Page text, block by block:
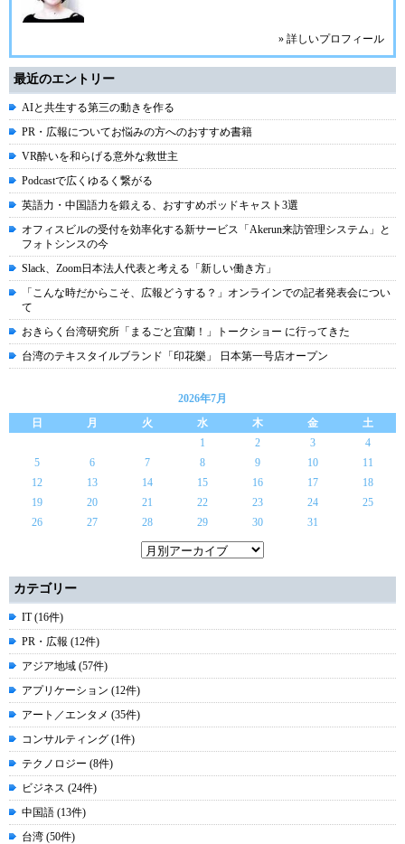
» 詳しいプロフィール
最近のエントリー
AIと共生する第三の動きを作る
PR・広報についてお悩みの方へのおすすめ書籍
VR酔いを和らげる意外な救世主
Podcastで広くゆるく繋がる
英語力・中国語力を鍛える、おすすめポッドキャスト3選
オフィスビルの受付を効率化する新サービス「Akerun来訪管理システム」と
フォトシンスの今
Slack、Zoom日本法人代表と考える「新しい働き方」
「こんな時だからこそ、広報どうする？」オンラインでの記者発表会につい
て
おきらく台湾研究所「まるごと宜蘭！」トークショー に行ってきた
台湾のテキスタイルブランド「印花樂」 日本第一号店オープン
2026年7月
日
月 火 水 木 金
土
1
2 3
4
5
6 7 8 9 10
11
12
13 14 15 16 17
18
19
20 21 22 23 24
25
26
27 28 29 30 31
カテゴリー
IT (16件)
PR・広報 (12件)
アジア地域 (57件)
アプリケーション (12件)
アート／エンタメ (35件)
コンサルティング (1件)
テクノロジー (8件)
ビジネス (24件)
中国語 (13件)
台湾 (50件)